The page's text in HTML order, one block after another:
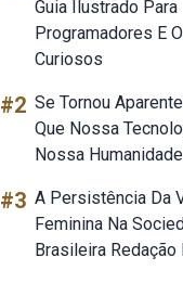
Guia Ilustrado Para
Programadores E
Curiosos
#2 Se Tornou
Que Nossa
Nossa Humanidade
#3 A Persistência Da
Feminina Na
Brasileira Redação